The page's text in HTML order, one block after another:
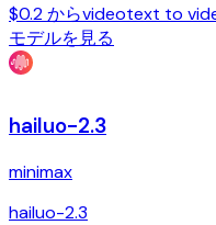
$0.2 からvideotext to
モデルを見る
hailuo-2.3
minimax
hailuo-2.3